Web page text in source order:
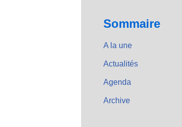
Sommaire
A la une
Actualités
Agenda
Archive